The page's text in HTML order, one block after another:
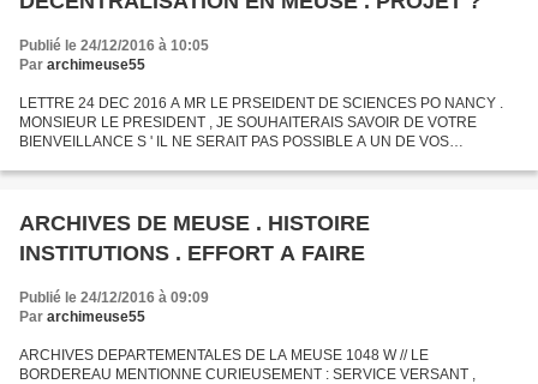
Publié le 24/12/2016 à 10:05
Par archimeuse55
LETTRE 24 DEC 2016 A MR LE PRSEIDENT DE SCIENCES PO NANCY .
MONSIEUR LE PRESIDENT , JE SOUHAITERAIS SAVOIR DE VOTRE
BIENVEILLANCE S ' IL NE SERAIT PAS POSSIBLE A UN DE VOS
ANCIEN SECRETAIRE...
ARCHIVES DE MEUSE . HISTOIRE
INSTITUTIONS . EFFORT A FAIRE
Publié le 24/12/2016 à 09:09
Par archimeuse55
ARCHIVES DEPARTEMENTALES DE LA MEUSE 1048 W // LE
BORDEREAU MENTIONNE CURIEUSEMENT : SERVICE VERSANT ,